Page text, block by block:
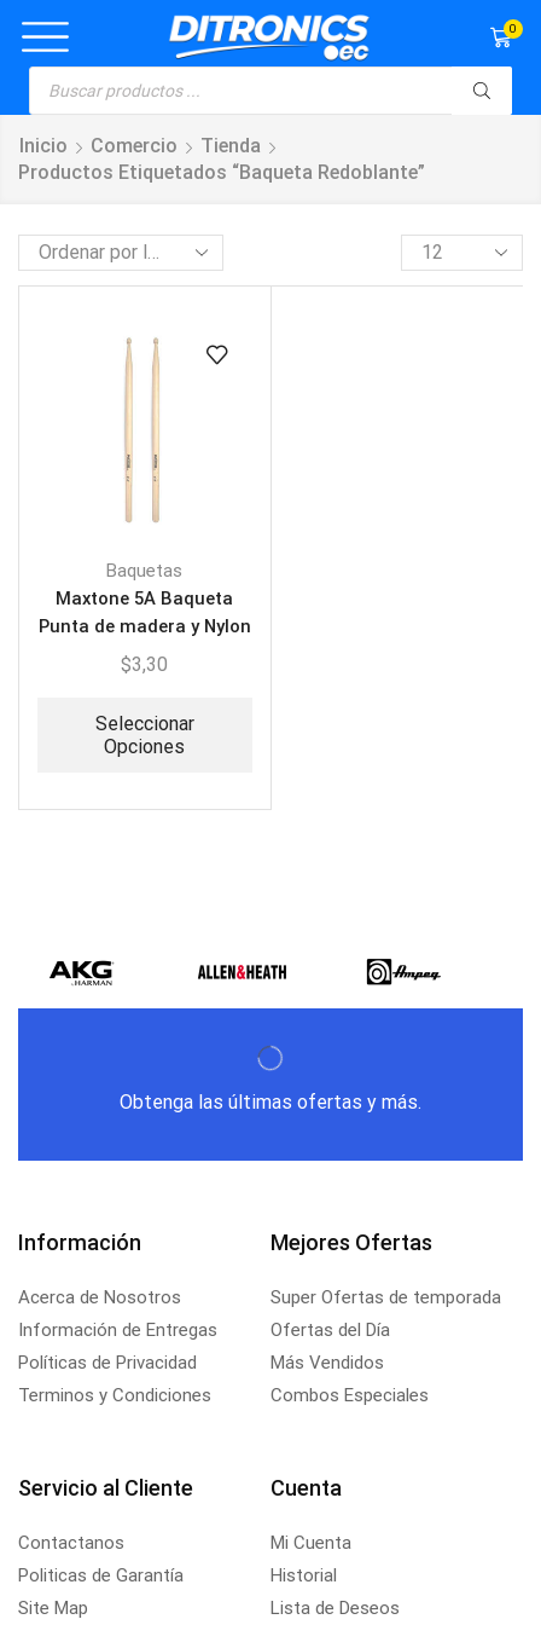
0
Inicio Comercio
Tienda
Productos Etiquetados “baqueta Redoblante”
Baquetas
Maxtone 5A Baqueta
Punta de madera y Nylon
$3,30
Seleccionar
Opciones
Obtenga las últimas ofertas y más.
Información
Acerca de Nosotros
Información de Entregas
Políticas de Privacidad
Terminos y Condiciones
Mejores Ofertas
Super Ofertas de temporada
Ofertas del Día
Más Vendidos
Combos Especiales
Servicio al Cliente
Contactanos
Politicas de Garantía
Site Map
Cuenta
Mi Cuenta
Historial
Lista de Deseos